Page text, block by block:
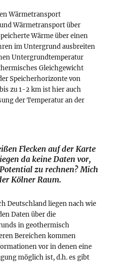
Wärmetransport
Wärmetransport über
Wärme über einen
im Untergrund ausbreiten
Untergrundtemperatur
Gleichgewicht
Speicherhorizonte von
zu 1-2 km ist hier auch
der Temperatur an der
Flecken auf der Karte
da keine Daten vor,
zu rechnen? Mich
Kölner Raum.
Deutschland liegen nach wie
Daten über die
in geothermisch
Bereichen kommen
vor in denen eine
möglich ist, d.h. es gibt